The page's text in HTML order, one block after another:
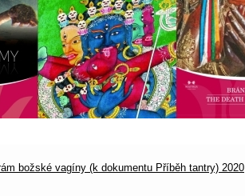
božské vagíny (k dokumentu Příběh tantry) 2020